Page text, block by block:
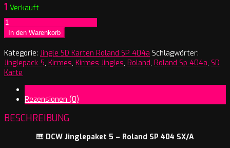
1 Verkauft
R
Jinglepack
5
Menge
In den Warenkorb
Kategorie: Jingle SD Karten Roland SP 404a Schlagwörter:
Jinglepack 5, Kirmes, Kirmes Jingles, Roland, Roland Sp 404a, SD
Karte
Rezensionen (0)
BESCHREIBUNG
🎹 DCW Jinglepaket 5 – Roland SP 404 SX/A